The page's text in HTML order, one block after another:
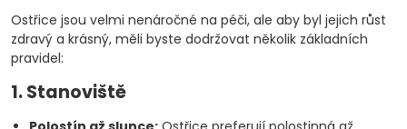
Ostřice jsou velmi nenáročné na péči, ale aby byl jejich růst
zdravý a krásný, měli byste dodržovat několik základních
pravidel:
1. Stanoviště